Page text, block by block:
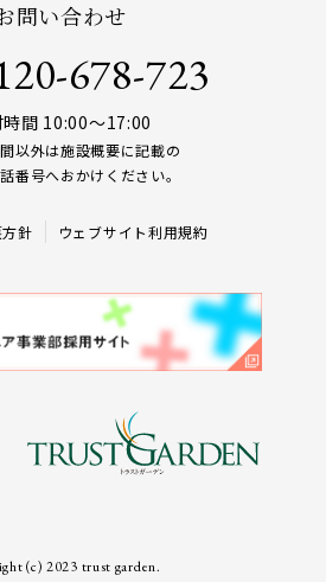
問い合わせ
678-723
時間 10:00～17:00
以外は施設概要に記載の
番号へおかけください。
針 ウェブサイト利用規約
(c) 2023 trust garden.